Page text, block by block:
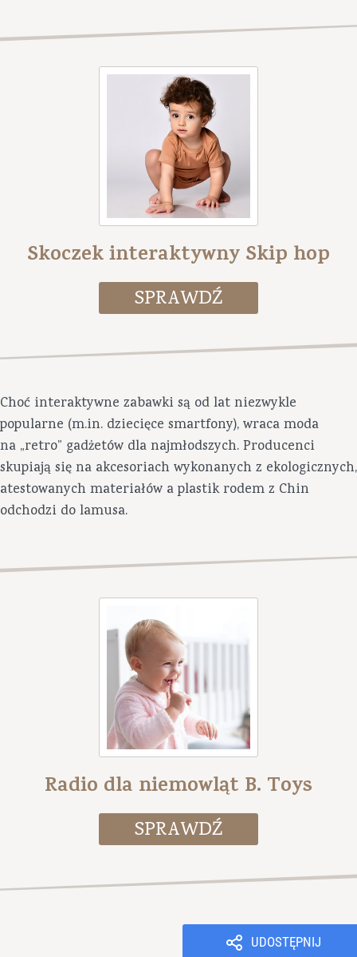
Skoczek interaktywny Skip hop
Choć interaktywne zabawki są od lat niezwykle
popularne (m.in. dziecięce smartfony), wraca moda
na „retro” gadżetów dla najmłodszych. Producenci
skupiają się na akcesoriach wykonanych z ekologicznych,
atestowanych materiałów a plastik rodem z Chin
odchodzi do lamusa.
Radio dla niemowląt B. Toys
UDOSTĘPNIJ